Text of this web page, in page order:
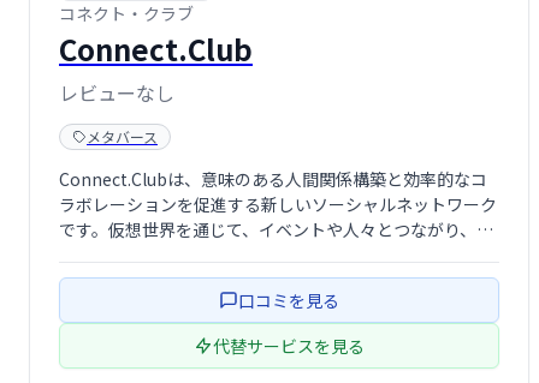
コネクト・クラブ
Connect.Club
レビューなし
メタバース
Connect.Clubは、意味のある人間関係構築と効率的なコ
ラボレーションを促進する新しいソーシャルネットワーク
です。仮想世界を通じて、イベントや人々とつながり、よ
に繋がり、有意義な交流や協力関係を築けるよう設計され
ています。 世界中の人々 …口コミを見る
代替サービスを見る